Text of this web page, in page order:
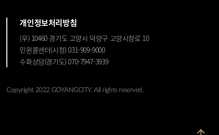
개인정보처리방침
(우) 10460 경기도 고양시 덕양구 고양시청로 10
민원콜센터(시청) 031-909-9000
수화상담(경기도) 070-7947-3939
Copyright 2022 GOYANGCITY. All rights reserved.